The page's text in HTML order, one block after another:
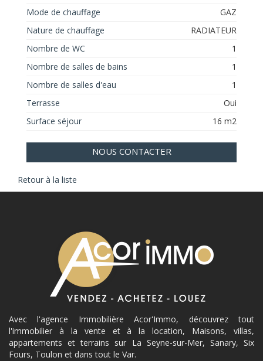
Mode de chauffage
GAZ
Nature de chauffage
RADIATEUR
Nombre de WC
1
Nombre de salles de bains
1
Nombre de salles d'eau
1
Terrasse
Oui
Surface séjour
16 m2
NOUS CONTACTER
Retour à la liste
Avec l'agence Immobilière Acor'Immo, découvrez tout
l'immobilier à la vente et à la location, Maisons, villas,
appartements et terrains sur La Seyne-sur-Mer, Sanary, Six
Fours, Toulon et dans tout le Var.